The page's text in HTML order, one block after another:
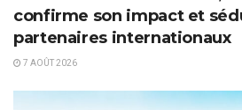
confirme son impact et
partenaires internationaux
7 AOÛT 2026